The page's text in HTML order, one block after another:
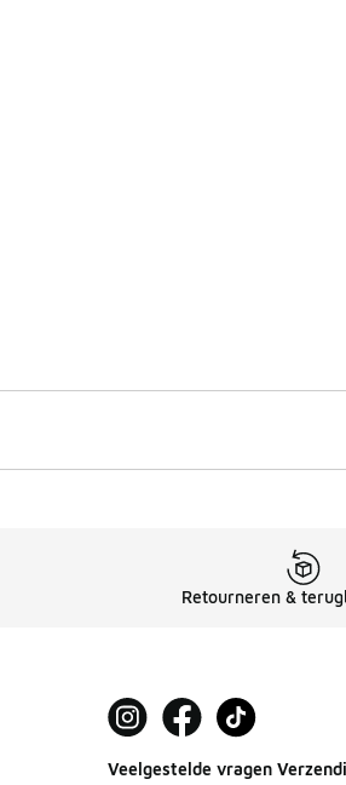
Retourneren &
Veelgestelde vragen